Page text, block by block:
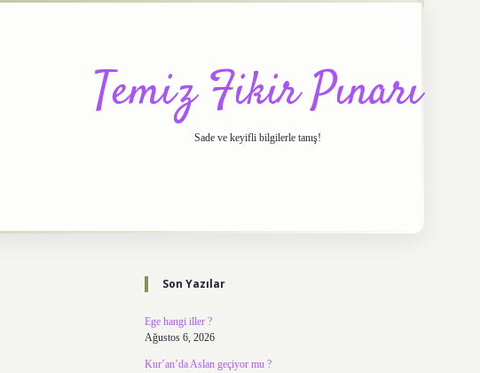
Temiz Fikir Pınarı
Sade ve keyifli bilgilerle tanış!
Sidebar
Son Yazılar
Ege hangi iller ?
Ağustos 6, 2026
Kur’an’da Aslan geçiyor mu ?